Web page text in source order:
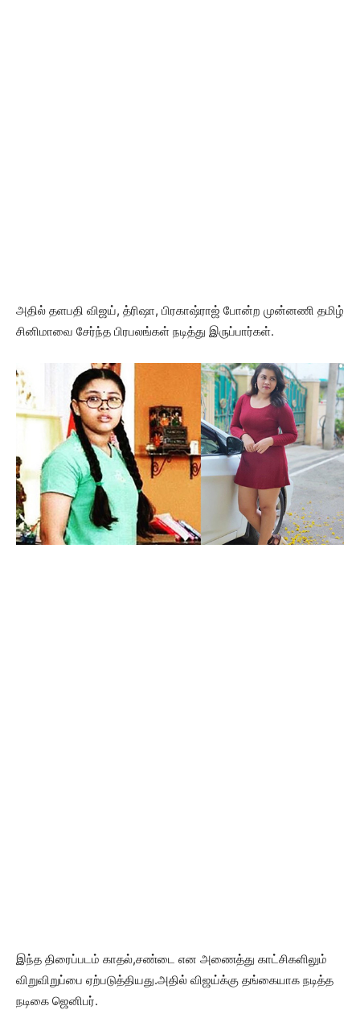
அதில் தளபதி விஜய், த்ரிஷா, பிரகாஷ்ராஜ் போன்ற முன்னணி தமிழ்
சினிமாவை சேர்ந்த பிரபலங்கள் நடித்து இருப்பார்கள்.
இந்த திரைப்படம் காதல்,சண்டை என அணைத்து காட்சிகளிலும்
விறுவிறுப்பை ஏற்படுத்தியது.அதில் விஜய்க்கு தங்கையாக நடித்த
நடிகை ஜெனிபர்.